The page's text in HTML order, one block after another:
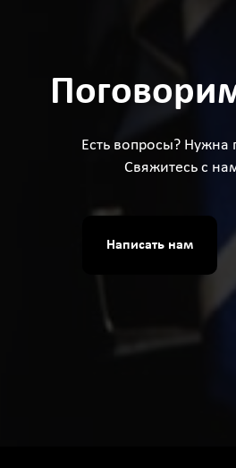
Есть вопросы? Нужна
Свяжитесь с
Написать нам